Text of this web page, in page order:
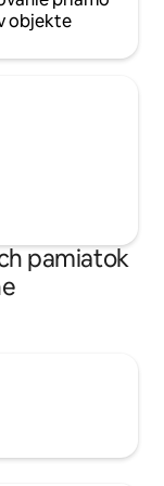
objekte
pamiatok